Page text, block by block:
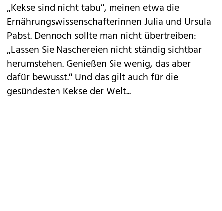
„Kekse sind nicht tabu“, meinen etwa die
Ernährungswissenschafterinnen Julia und Ursula
Pabst. Dennoch sollte man nicht übertreiben:
„Lassen Sie Naschereien nicht ständig sichtbar
herumstehen. Genießen Sie wenig, das aber
dafür bewusst.“ Und das gilt auch für die
gesündesten Kekse der Welt...